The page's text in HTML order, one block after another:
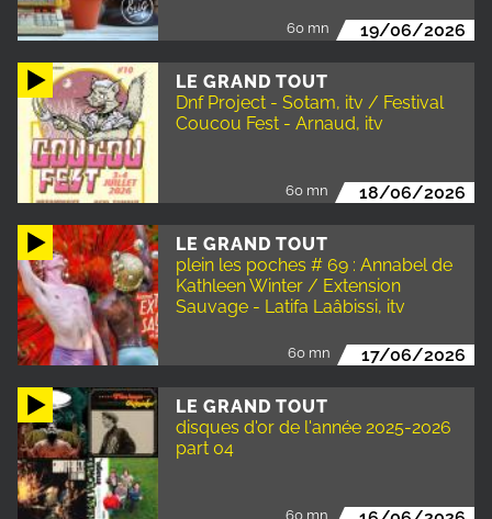
60 mn 19/06/2026
LE GRAND TOUT
Dnf Project - Sotam, itv / Festival
Coucou Fest - Arnaud, itv
60 mn 18/06/2026
LE GRAND TOUT
plein les poches # 69 : Annabel de
Kathleen Winter / Extension
Sauvage - Latifa Laâbissi, itv
60 mn 17/06/2026
LE GRAND TOUT
disques d'or de l'année 2025-2026
part 04
60 mn